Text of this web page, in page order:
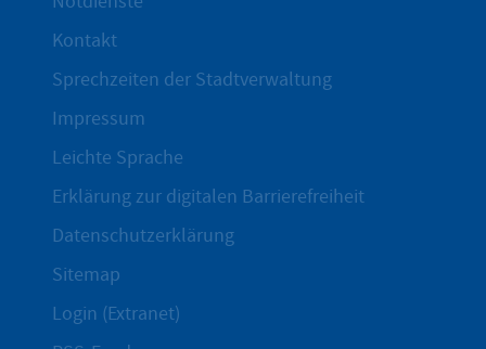
Kontakt
Sprechzeiten der Stadtverwaltung
Impressum
Leichte Sprache
Erklärung zur digitalen Barrierefreiheit
Datenschutzerklärung
Sitemap
Login (Extranet)